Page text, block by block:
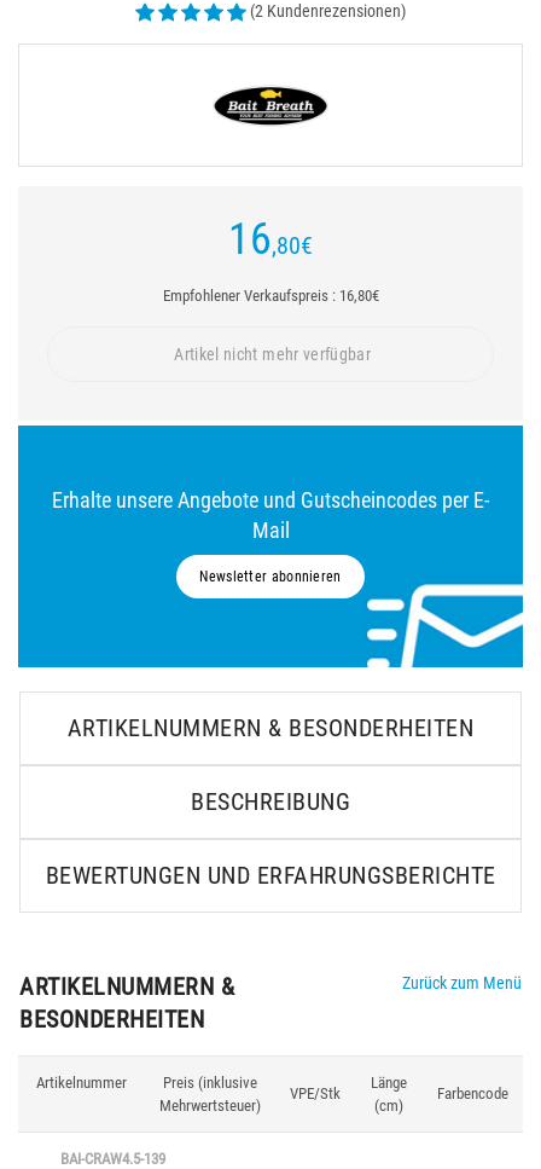
(2 Kundenrezensionen)
16,80€
Empfohlener Verkaufspreis : 16,80€
Artikel nicht mehr verfügbar
Erhalte unsere Angebote und Gutscheincodes per E-
Mail
Newsletter abonnieren
ARTIKELNUMMERN & BESONDERHEITEN
BESCHREIBUNG
BEWERTUNGEN UND ERFAHRUNGSBERICHTE
ARTIKELNUMMERN &
BESONDERHEITEN
Zurück zum Menü
Artikelnummer
Preis (inklusive
Mehrwertsteuer)
VPE/Stk
Länge
(cm)
Farbencode
BAI-CRAW4.5-139